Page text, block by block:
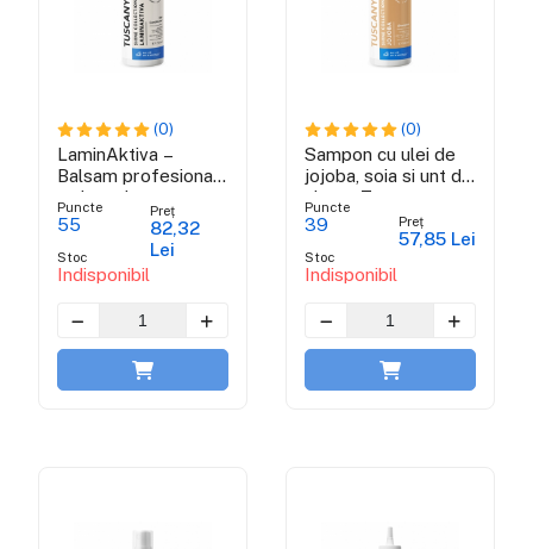
(0)
LaminAktiva –
Balsam profesional
cu keratina -
Tuscany Shine
Puncte
55
Stoc
Indisponibil
Preț
82,32
Lei
(0)
Sampon cu ulei de
jojoba, soia si unt de
shea - Tuscany
Shine Collection
Puncte
39
Stoc
Indisponibil
Preț
57,85 Lei